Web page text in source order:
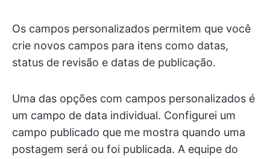
Os campos personalizados permitem que você
crie novos campos para itens como datas,
status de revisão e datas de publicação.
Uma das opções com campos personalizados é
um campo de data individual. Configurei um
campo publicado que me mostra quando uma
postagem será ou foi publicada. A equipe do